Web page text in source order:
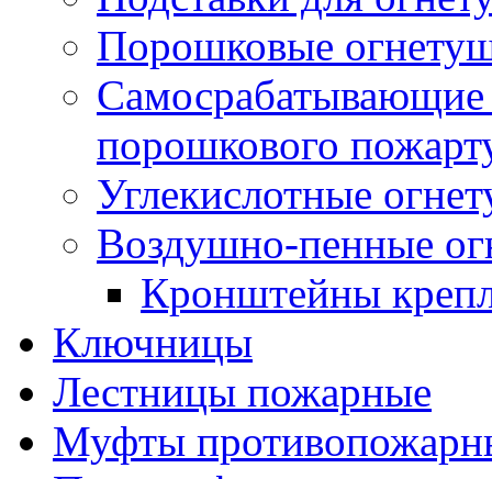
Порошковые
порошкового
Углекислотные
Воздушно-пенные
Кронштейны
Ключницы
Лестницы пожарные
Муфты